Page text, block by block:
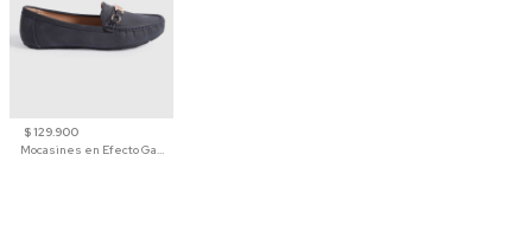
$ 129.900
Mocasines en Efecto Gamuzado Para Mujer